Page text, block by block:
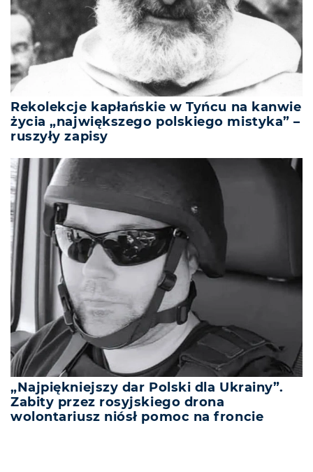
Rekolekcje kapłańskie w Tyńcu na kanwie
życia „największego polskiego mistyka” –
ruszyły zapisy
„Najpiękniejszy dar Polski dla Ukrainy”.
Zabity przez rosyjskiego drona
wolontariusz niósł pomoc na froncie